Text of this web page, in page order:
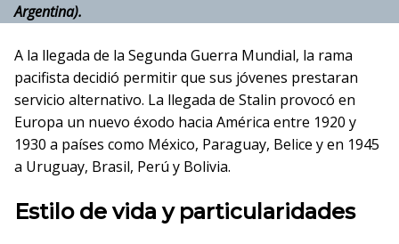
Argentina).
A la llegada de la Segunda Guerra Mundial, la rama
pacifista decidió permitir que sus jóvenes prestaran
servicio alternativo. La llegada de Stalin provocó en
Europa un nuevo éxodo hacia América entre 1920 y
1930 a países como México, Paraguay, Belice y en 1945
a Uruguay, Brasil, Perú y Bolivia.
Estilo de vida y particularidades